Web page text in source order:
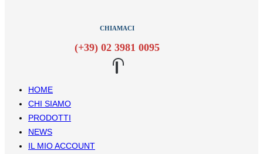
CHIAMACI
(+39) 02 3981 0095
HOME
CHI SIAMO
PRODOTTI
NEWS
IL MIO ACCOUNT